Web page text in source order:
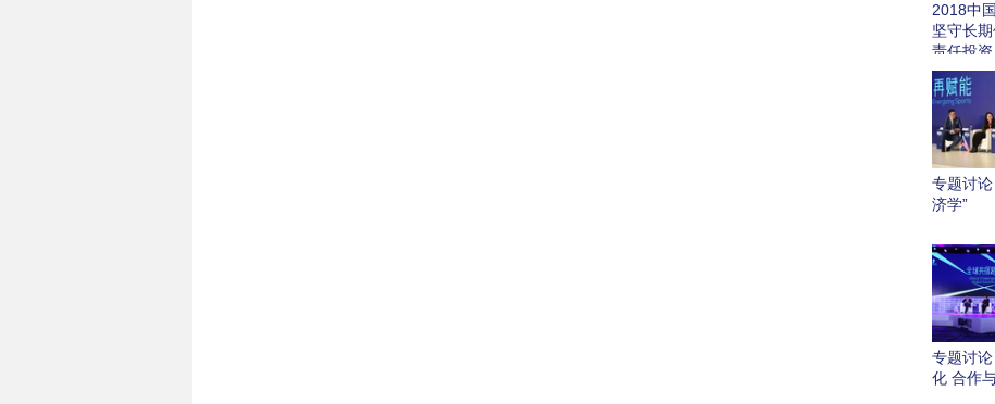
2018中
坚守长
责任投资
专题讨
济学”
专题讨
化 合作